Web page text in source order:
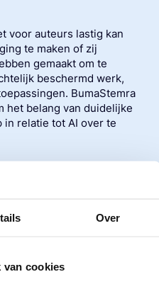
Over
van cookies
voor auteurs lastig kan
te maken of zij
gemaakt om te
beschermd werk,
BumaStemra
het belang van duidelijke
in relatie tot AI over te
bij Aanmelding
Het blijftjouw